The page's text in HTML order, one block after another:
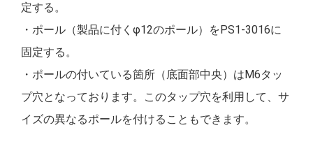
定する。
・ポール（製品に付くφ12のポール）をPS1-3016に
固定する。
・ポールの付いている箇所（底面部中央）はM6タッ
プ穴となっております。このタップ穴を利用して、サ
イズの異なるポールを付けることもできます。